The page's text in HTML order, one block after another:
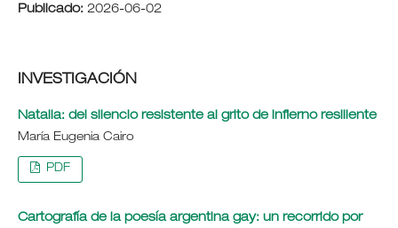
Publicado: 2026-06-02
INVESTIGACIÓN
Natalia: del silencio resistente al grito de infierno resiliente
María Eugenia Cairo
PDF
Cartografía de la poesía argentina gay: un recorrido por